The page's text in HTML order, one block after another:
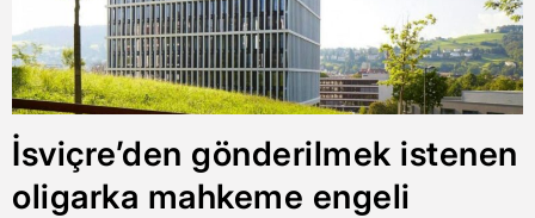
İsviçre’den gönderilmek istenen
oligarka mahkeme engeli